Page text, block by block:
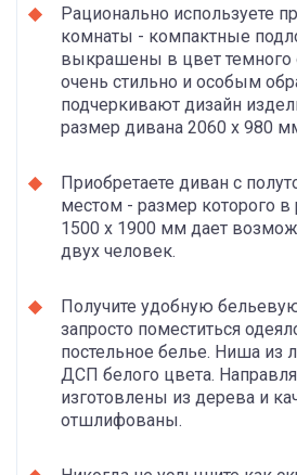
Рационально используете
комнаты - компактные
выкрашены в цвет темного
очень стильно и особым
подчеркивают дизайн
размер дивана 2060 x 980
Приобретаете диван с
местом - размер которого
1500 х 1900 мм дает
двух человек.
Получите удобную
запросто поместиться
постельное белье. Ниша из
ДСП белого цвета.
изготовлены из дерева и
отшлифованы.